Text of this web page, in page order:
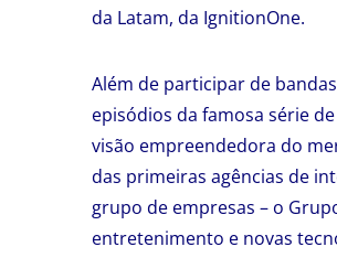
da Latam, da IgnitionOne.
Além de participar de
episódios da famosa série de
visão empreendedora do
das primeiras agências de
grupo de empresas – o
entretenimento e novas